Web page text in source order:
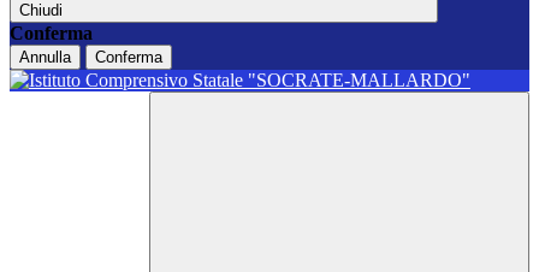
Chiudi
Conferma
Annulla Conferma